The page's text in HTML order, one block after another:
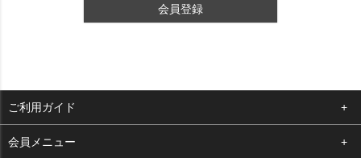
会員登録
ご利用ガイド
よくある質問
会員メニュー